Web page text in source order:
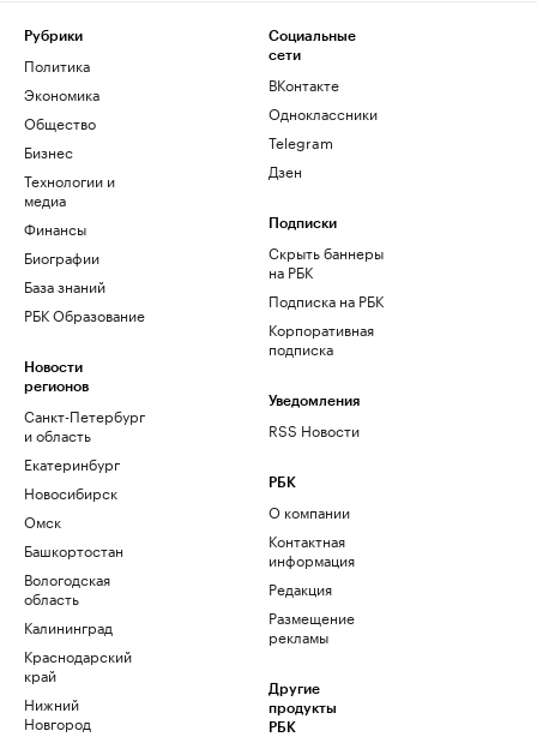
Рубрики
Политика
Экономика
Общество
Бизнес
Технологии и
медиа
Финансы
Биографии
База знаний
РБК Образование
Новости
регионов
Санкт-Петербург
и область
Екатеринбург
Новосибирск
Омск
Башкортостан
Вологодская
область
Калининград
Краснодарский
край
Нижний
Новгород
Социальные
сети
ВКонтакте
Одноклассники
Telegram
Дзен
Подписки
Скрыть баннеры
на РБК
Подписка на РБК
Корпоративная
подписка
Уведомления
RSS Новости
РБК
О компании
Контактная
информация
Редакция
Размещение
рекламы
Другие
продукты
РБК